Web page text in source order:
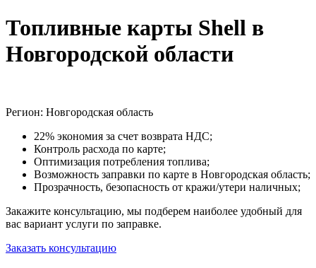
Топливные карты Shell в
Новгородской области
Регион: Новгородская область
22% экономия за счет возврата НДС;
Контроль расхода по карте;
Оптимизация потребления топлива;
Возможность заправки по карте в Новгородская область;
Прозрачность, безопасность от кражи/утери наличных;
Закажите консультацию, мы подберем наиболее удобный для
вас вариант услуги по заправке.
Заказать консультацию